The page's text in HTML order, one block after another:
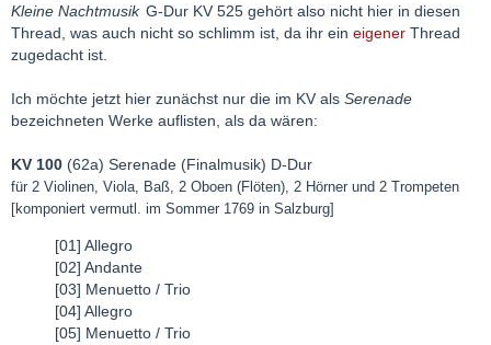
Kleine Nachtmusik G-Dur KV 525 gehört also nicht hier in diesen
Thread, was auch nicht so schlimm ist, da ihr ein eigener Thread
zugedacht ist.
Ich möchte jetzt hier zunächst nur die im KV als Serenade
bezeichneten Werke auflisten, als da wären:
KV 100 (62a) Serenade (Finalmusik) D-Dur
für 2 Violinen, Viola, Baß, 2 Oboen (Flöten), 2 Hörner und 2 Trompeten
[komponiert vermutl. im Sommer 1769 in Salzburg]
[01] Allegro
[02] Andante
[03] Menuetto / Trio
[04] Allegro
[05] Menuetto / Trio